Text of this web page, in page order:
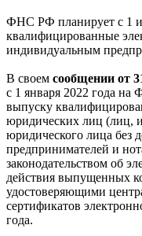
ФНС РФ планирует с 1
квалифицированные
индивидуальным
В своем сообщении от
с 1 января 2022 года
выпуску
юридических лиц (лиц,
юридического лица без
предпринимателей и
законодательством об
действия выпущенных
удостоверяющими
сертификатов
года.